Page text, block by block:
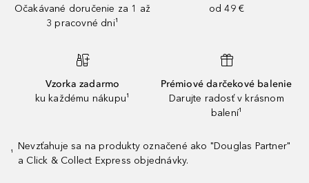
Očakávané doručenie za 1 až
3 pracovné dni¹
od 49 €
Vzorka zadarmo
ku každému nákupu¹
Prémiové darčekové balenie
Darujte radosť v krásnom
balení¹
¹
Nevzťahuje sa na produkty označené ako "Douglas Partner"
a Click & Collect Express objednávky.